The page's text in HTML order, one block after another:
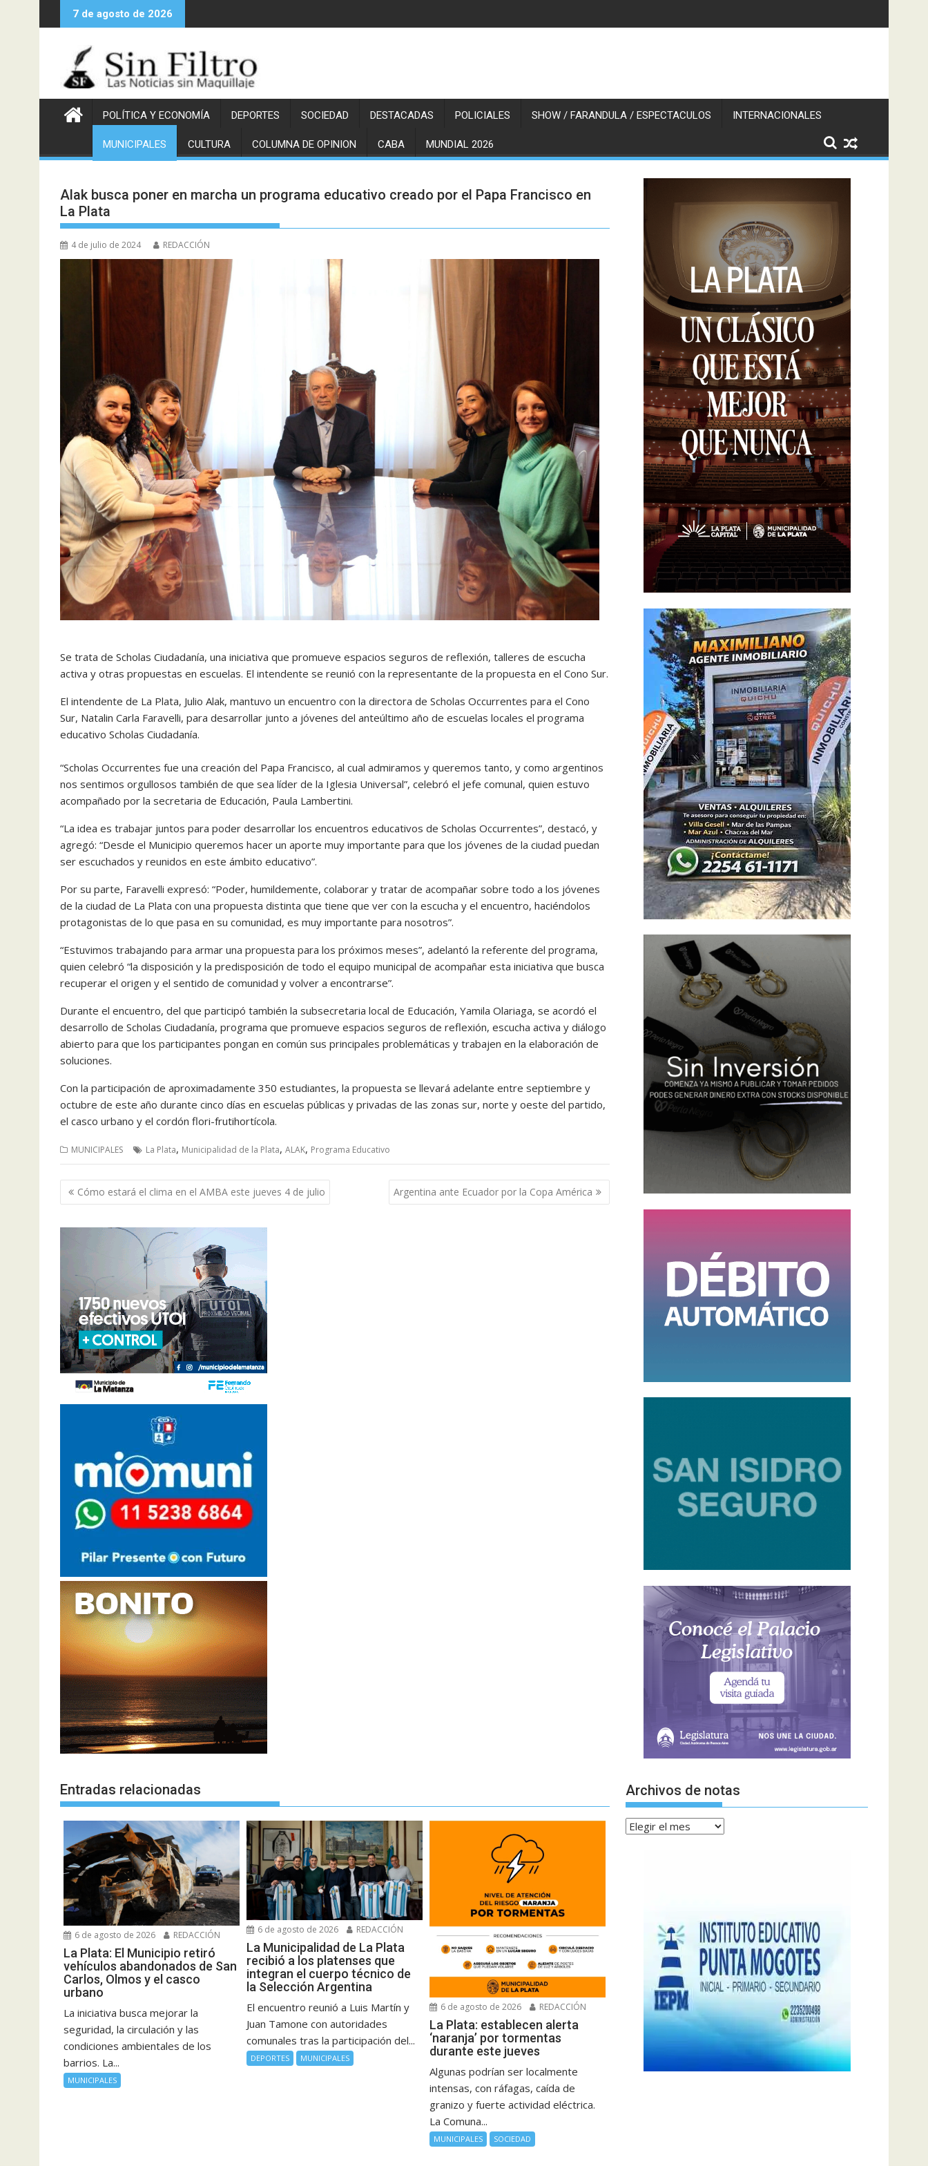
al
7 de agosto de 2026
POLÍTICA Y ECONOMÍA DEPORTES SOCIEDAD DESTACADAS POLICIALES SHOW / FARANDULA / ESPECTACULOS INTERNACIONALES
MUNICIPALES CULTURA COLUMNA DE OPINION CABA MUNDIAL 2026
Alak busca poner en marcha un programa educativo creado por el Papa Francisco en
La Plata
4 de julio de 2024 REDACCIÓN
Se trata de Scholas Ciudadanía, una iniciativa que promueve espacios seguros de reflexión, talleres de escucha
activa y otras propuestas en escuelas. El intendente se reunió con la representante de la propuesta en el Cono Sur.
El intendente de La Plata, Julio Alak, mantuvo un encuentro con la directora de Scholas Occurrentes para el Cono
Sur, Natalin Carla Faravelli, para desarrollar junto a jóvenes del anteúltimo año de escuelas locales el programa
educativo Scholas Ciudadanía.
“Scholas Occurrentes fue una creación del Papa Francisco, al cual admiramos y queremos tanto, y como argentinos
nos sentimos orgullosos también de que sea líder de la Iglesia Universal”, celebró el jefe comunal, quien estuvo
acompañado por la secretaria de Educación, Paula Lambertini.
“La idea es trabajar juntos para poder desarrollar los encuentros educativos de Scholas Occurrentes”, destacó, y
agregó: “Desde el Municipio queremos hacer un aporte muy importante para que los jóvenes de la ciudad puedan
ser escuchados y reunidos en este ámbito educativo”.
Por su parte, Faravelli expresó: “Poder, humildemente, colaborar y tratar de acompañar sobre todo a los jóvenes
de la ciudad de La Plata con una propuesta distinta que tiene que ver con la escucha y el encuentro, haciéndolos
protagonistas de lo que pasa en su comunidad, es muy importante para nosotros”.
“Estuvimos trabajando para armar una propuesta para los próximos meses”, adelantó la referente del programa,
quien celebró “la disposición y la predisposición de todo el equipo municipal de acompañar esta iniciativa que busca
recuperar el origen y el sentido de comunidad y volver a encontrarse”.
Durante el encuentro, del que participó también la subsecretaria local de Educación, Yamila Olariaga, se acordó el
desarrollo de Scholas Ciudadanía, programa que promueve espacios seguros de reflexión, escucha activa y diálogo
abierto para que los participantes pongan en común sus principales problemáticas y trabajen en la elaboración de
soluciones.
Con la participación de aproximadamente 350 estudiantes, la propuesta se llevará adelante entre septiembre y
octubre de este año durante cinco días en escuelas públicas y privadas de las zonas sur, norte y oeste del partido,
el casco urbano y el cordón flori-frutihortícola.
MUNICIPALES La Plata, Municipalidad de la Plata, ALAK, Programa Educativo
Navegación
de
entradas
Cómo estará el clima en el AMBA este jueves 4 de julio Argentina ante Ecuador por la Copa América
Entradas relacionadas
6 de agosto de 2026 REDACCIÓN
La Plata: El Municipio retiró
vehículos abandonados de San
Carlos, Olmos y el casco
urbano
La iniciativa busca mejorar la
seguridad, la circulación y las
condiciones ambientales de los
barrios. La...
MUNICIPALES
6 de agosto de 2026 REDACCIÓN
La Municipalidad de La Plata
recibió a los platenses que
integran el cuerpo técnico de
la Selección Argentina
El encuentro reunió a Luis Martín y
Juan Tamone con autoridades
comunales tras la participación del...
DEPORTES MUNICIPALES
6 de agosto de 2026 REDACCIÓN
La Plata: establecen alerta
‘naranja’ por tormentas
durante este jueves
Algunas podrían ser localmente
intensas, con ráfagas, caída de
granizo y fuerte actividad eléctrica.
La Comuna...
MUNICIPALES SOCIEDAD
Archivos de notas
Archivos